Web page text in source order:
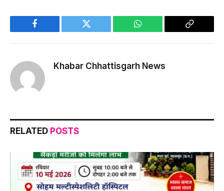
Facebook Twitter WhatsApp
Copy
Khabar Chhattisgarh News
RELATED POSTS